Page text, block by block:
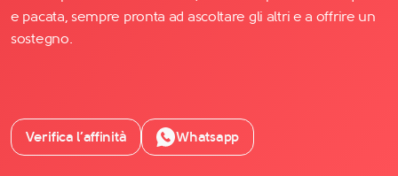
e pacata, sempre pronta ad ascoltare gli altri e a offrire un
sostegno.
Verifica l’affinità Whatsapp